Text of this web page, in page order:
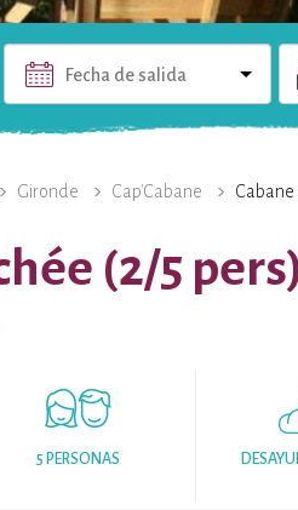
Fecha de salida
Gironde Cap'Cabane Cabane
(2/5
5 PERSONAS